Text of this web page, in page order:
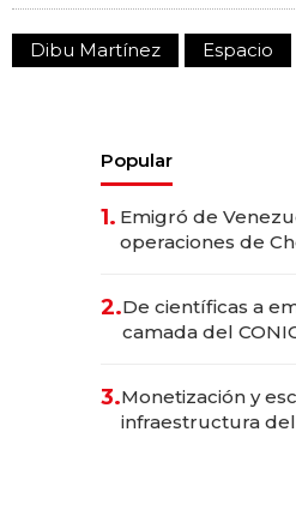
Dibu Martínez Espacio
Popular
1. Emigró de
operaciones de
2.De científicas a
camada del
3.Monetización y
infraestructura